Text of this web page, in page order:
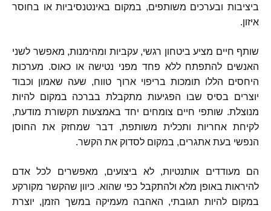
ביציבות ובערכים משותפים, במקום באינטנסיביות או בחוסר
איזון.
שותף חיים מציע ביטחון רגשי,עקביות ומהימנות, מאפשר לשני
האנשים להתפתח ללא פחד מפני נטישה או כאוס. מערכות
היחסים הללו תומכות בריפוי ארוך טווח, שעה שאמון וכבוד
יוצרים בסיס שבו הפגיעות מתקבלת בברכה במקום להיות
מנוצלת. שותפי חיים צומחים יחד באמצעות תקשורת מודעת,
לקיחת אחריות ותכלית משותפת, דבר שמחזק את החוסן
הנפשי בעת אתגרים, במקום לסדוק את הקשר.
הם מעודדים אותנטיות, לא ביצועים, מאפשרים לכל אדם
להיראות באופן מלא ולהתקבל כפי שהוא. כיוון שהקשר מקורקע
במקום להיות תגובתי, האהבה מעמיקה במשך הזמן, יוצרת